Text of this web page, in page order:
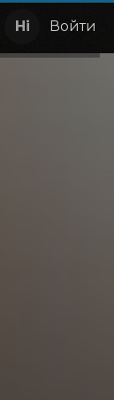
Войти